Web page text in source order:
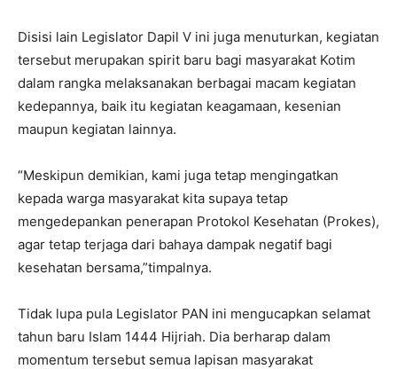
Disisi lain Legislator Dapil V ini juga menuturkan, kegiatan
tersebut merupakan spirit baru bagi masyarakat Kotim
dalam rangka melaksanakan berbagai macam kegiatan
kedepannya, baik itu kegiatan keagamaan, kesenian
maupun kegiatan lainnya.
“Meskipun demikian, kami juga tetap mengingatkan
kepada warga masyarakat kita supaya tetap
mengedepankan penerapan Protokol Kesehatan (Prokes),
agar tetap terjaga dari bahaya dampak negatif bagi
kesehatan bersama,”timpalnya.
Tidak lupa pula Legislator PAN ini mengucapkan selamat
tahun baru Islam 1444 Hijriah. Dia berharap dalam
momentum tersebut semua lapisan masyarakat